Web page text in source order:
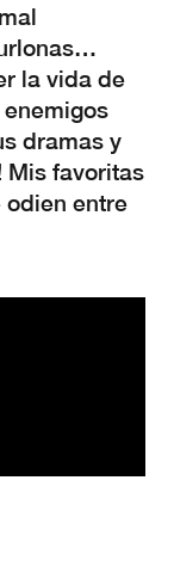
la vida de
dramas y
Mis favoritas
odien entre